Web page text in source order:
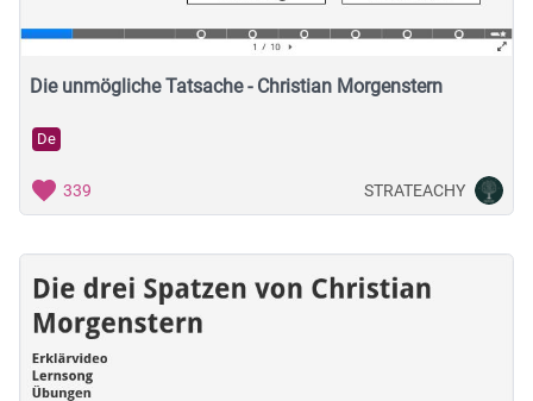
Die unmögliche Tatsache - Christian Morgenstern
De
339 STRATEACHY